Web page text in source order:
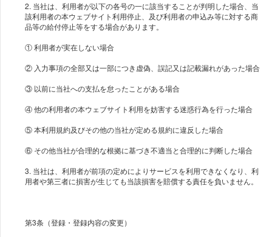
2. 当社は、利用者が以下の各号の一に該当することが判明した場合、当
該利用者の本ウェブサイト利用停止、及び利用者の申込み等に対する商
品等の給付停止等をする場合があります。
① 利用者が実在しない場合
② 入力事項の全部又は一部につき虚偽、誤記又は記載漏れがあった場合
③ 以前に当社への支払を怠ったことがある場合
④ 他の利用者の本ウェブサイト利用を妨害する迷惑行為を行った場合
⑤ 本利用規約及びその他の当社が定める規約に違反した場合
⑥ その他当社が合理的な根拠に基づき不適当と合理的に判断した場合
3. 当社は、利用者が前項の定めによりサービスを利用できなくなり、利
用者や第三者に損害が生じても当該損害を賠償する責任を負いません。
第3条（登録・登録内容の変更）